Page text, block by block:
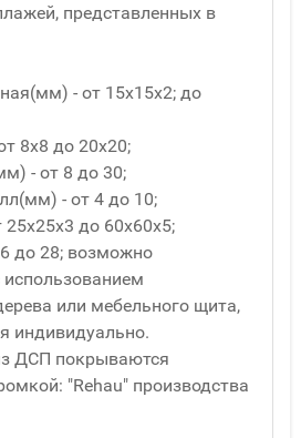
представленных в
- от 15x15x2; до
8x8 до 20x20;
- от 8 до 30;
- от 4 до 10;
до 60x60x5;
до 28; возможно
использованием
или мебельного щита,
индивидуально.
ДСП покрываются
"Rehau" производства